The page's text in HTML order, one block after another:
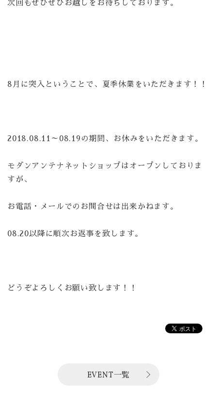
次回もぜひぜひお越しをお待ちしております。
8月に突入ということで、夏季休業をいただきます！！
2018.08.11～08.19の期間、お休みをいただきます。
モダンアンテナネットショップはオープンしておりま
すが、
お電話・メールでのお問合せは出来かねます。
08.20以降に順次お返事を致します。
どうぞよろしくお願い致します！！
EVENT一覧